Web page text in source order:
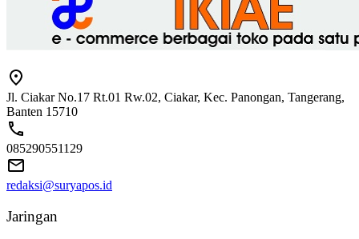
Jl. Ciakar No.17 Rt.01 Rw.02, Ciakar, Kec. Panongan, Tangerang,
Banten 15710
085290551129
redaksi@suryapos.id
Jaringan